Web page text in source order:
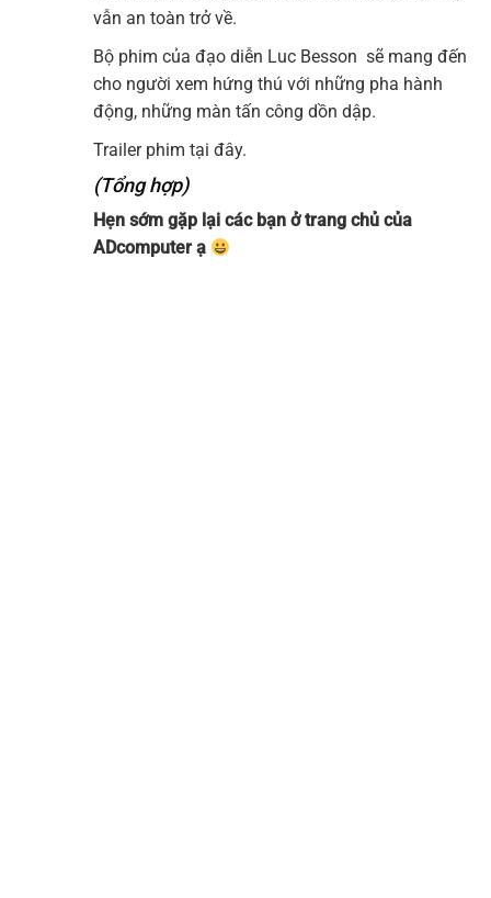
vẫn an toàn trở về.
Bộ phim của đạo diễn Luc Besson sẽ mang đến
cho người xem hứng thú với những pha hành
động, những màn tấn công dồn dập.
Trailer phim tại đây.
(Tổng hợp)
Hẹn sớm gặp lại các bạn ở trang chủ của
ADcomputer ạ